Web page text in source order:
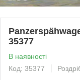
35377
В наявності
Код: 35377